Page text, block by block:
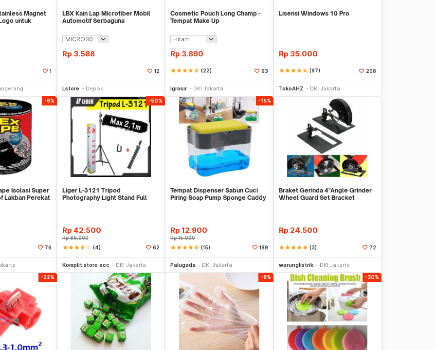
Magnet
untuk
1
LBX Kain Lap Microfiber Mobil
Automotif Serbaguna
Rp 3.588
12
Lstore Depok
Cosmetic Pouch Long Champ -
Tempat Make Up
Rp 3.890
starstarstarstarstar_half (22) 93
Igrosir DKI Jakarta
Lisensi Windows 10 Pro
Rp 35.000
starstarstarstarstar_half (97) 208
TokoAHZ DKI Jakarta
-6%
Isolasi Super
Lakban Perekat
76
-50%
Liger L-3121 Tripod
Photography Light Stand Full
Rp 42.500
Rp85.000
starstarstarstar_halfstar_border (4) 62
Komplit store acc DKI Jakarta
-15%
Tempat Dispenser Sabun Cuci
Piring Soap Pump Sponge Caddy
Rp 12.900
Rp15.000
starstarstarstarstar_half (15) 189
Palugada DKI Jakarta
Braket Gerinda 4"Angle Grinder
Wheel Guard Set Bracket
Rp 24.500
starstarstarstarstar (3) 72
warunglistrik DKI Jakarta
-22% -8% -30%